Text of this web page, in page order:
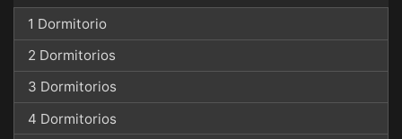
1 Dormitorio
2 Dormitorios
3 Dormitorios
4 Dormitorios